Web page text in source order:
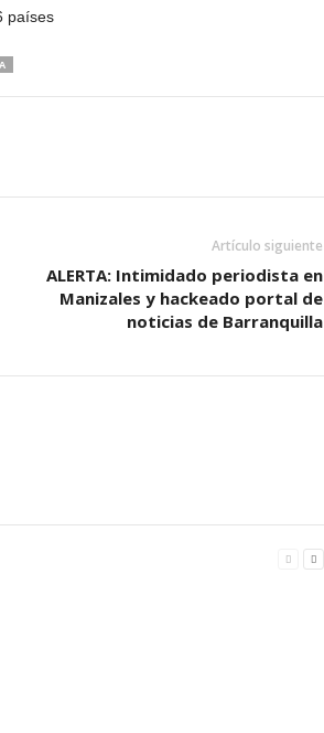
países
Artículo siguiente
ALERTA: Intimidado periodista en
Manizales y hackeado portal de
noticias de Barranquilla